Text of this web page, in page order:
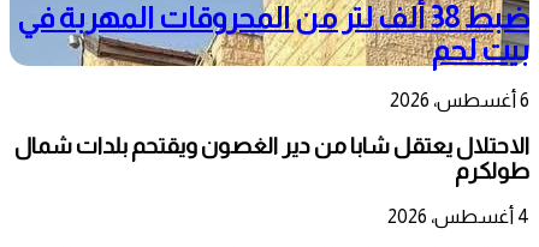
ضبط 38 ألف لتر من المحروقات المهربة في
بيت لحم
6 أغسطس، 2026
الاحتلال يعتقل شابا من دير الغصون ويقتحم بلدات شمال
طولكرم
4 أغسطس، 2026